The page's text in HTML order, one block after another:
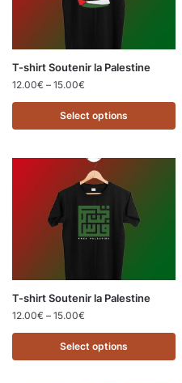
T-shirt Soutenir la Palestine
12.00€ – 15.00€
Select options
T-shirt Soutenir la Palestine
12.00€ – 15.00€
Select options